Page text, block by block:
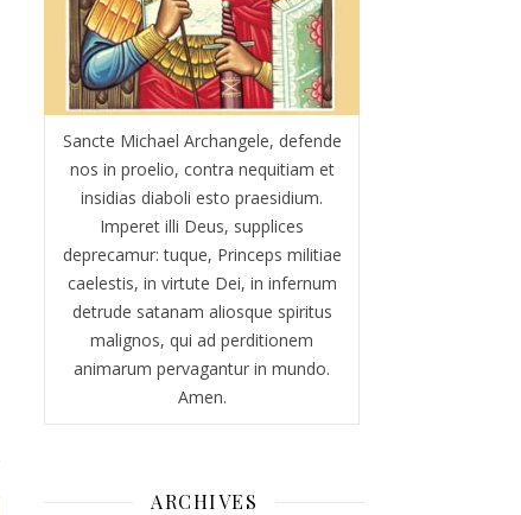
Sancte Michael Archangele, defende
nos in proelio, contra nequitiam et
insidias diaboli esto praesidium.
Imperet illi Deus, supplices
deprecamur: tuque, Princeps militiae
caelestis, in virtute Dei, in infernum
detrude satanam aliosque spiritus
malignos, qui ad perditionem
animarum pervagantur in mundo.
Amen.
ARCHIVES